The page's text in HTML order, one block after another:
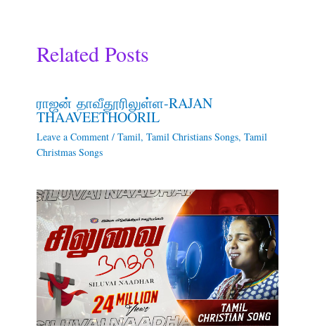
Related Posts
ராஜன் தாவீதூரிலுள்ள-RAJAN
THAAVEETHOORIL
Leave a Comment / Tamil, Tamil Christians Songs, Tamil
Christmas Songs